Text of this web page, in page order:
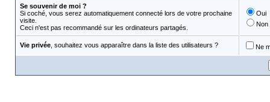
Se souvenir de moi ?
Si coché, vous serez automatiquement connecté lors de votre prochaine
visite.
Ceci n'est pas recommandé sur les ordinateurs partagés.
Oui
Non
Vie privée, souhaitez vous apparaître dans la liste des utilisateurs ? Ne